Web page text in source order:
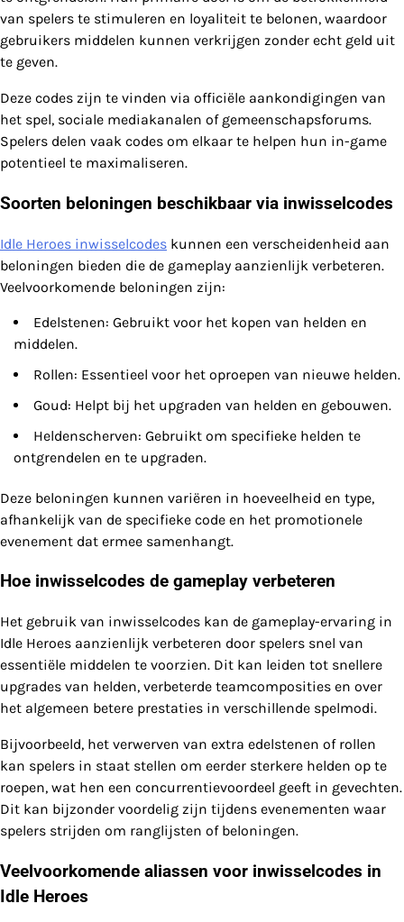
van spelers te stimuleren en loyaliteit te belonen, waardoor
gebruikers middelen kunnen verkrijgen zonder echt geld uit
te geven.
Deze codes zijn te vinden via officiële aankondigingen van
het spel, sociale mediakanalen of gemeenschapsforums.
Spelers delen vaak codes om elkaar te helpen hun in-game
potentieel te maximaliseren.
Soorten beloningen beschikbaar via inwisselcodes
Idle Heroes inwisselcodes kunnen een verscheidenheid aan
beloningen bieden die de gameplay aanzienlijk verbeteren.
Veelvoorkomende beloningen zijn:
Edelstenen: Gebruikt voor het kopen van helden en
middelen.
Rollen: Essentieel voor het oproepen van nieuwe helden.
Goud: Helpt bij het upgraden van helden en gebouwen.
Heldenscherven: Gebruikt om specifieke helden te
ontgrendelen en te upgraden.
Deze beloningen kunnen variëren in hoeveelheid en type,
afhankelijk van de specifieke code en het promotionele
evenement dat ermee samenhangt.
Hoe inwisselcodes de gameplay verbeteren
Het gebruik van inwisselcodes kan de gameplay-ervaring in
Idle Heroes aanzienlijk verbeteren door spelers snel van
essentiële middelen te voorzien. Dit kan leiden tot snellere
upgrades van helden, verbeterde teamcomposities en over
het algemeen betere prestaties in verschillende spelmodi.
Bijvoorbeeld, het verwerven van extra edelstenen of rollen
kan spelers in staat stellen om eerder sterkere helden op te
roepen, wat hen een concurrentievoordeel geeft in gevechten.
Dit kan bijzonder voordelig zijn tijdens evenementen waar
spelers strijden om ranglijsten of beloningen.
Veelvoorkomende aliassen voor inwisselcodes in
Idle Heroes